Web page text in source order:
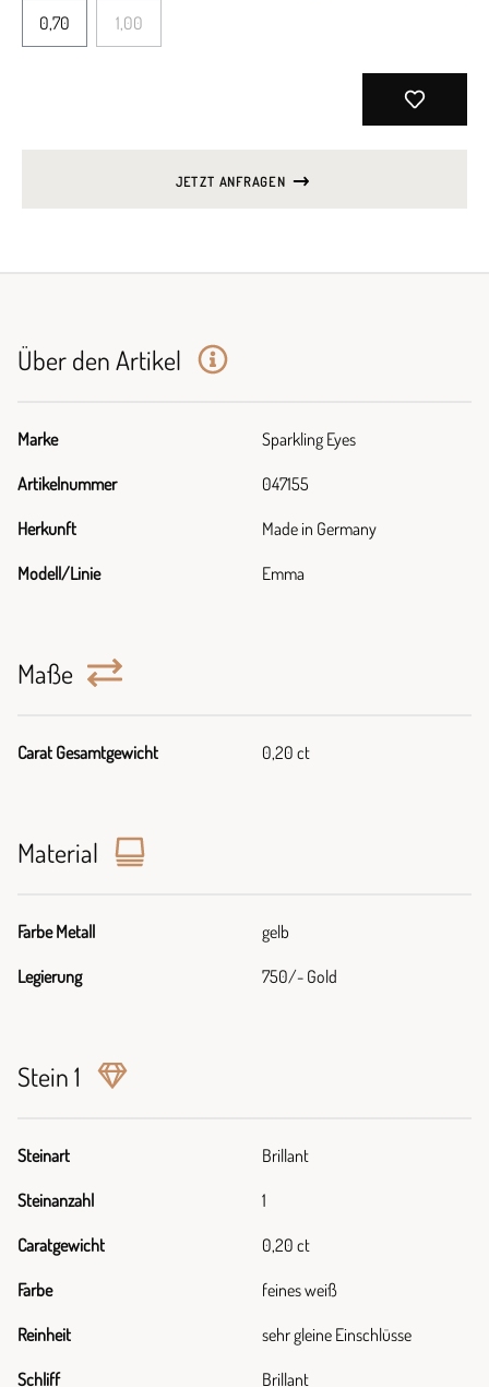
0,70 1,00
JETZT ANFRAGEN
Über den Artikel
Marke Sparkling Eyes
Artikelnummer 047155
Herkunft Made in Germany
Modell/Linie Emma
Maße
Carat Gesamtgewicht 0,20 ct
Material
Farbe Metall gelb
Legierung 750/- Gold
Stein 1
Steinart Brillant
Steinanzahl 1
Caratgewicht 0,20 ct
Farbe feines weiß
Reinheit sehr gleine Einschlüsse
Schliff Brillant